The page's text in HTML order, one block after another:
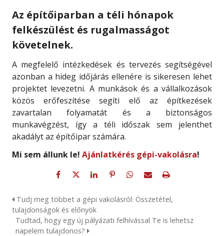
Az építőiparban a téli hónapok
felkészülést és rugalmasságot
követelnek.
A megfelelő intézkedések és tervezés segítségével
azonban a hideg időjárás ellenére is sikeresen lehet
projektet levezetni. A munkások és a vállalkozások
közös erőfeszítése segíti elő az építkezések
zavartalan folyamatát és a biztonságos
munkavégzést, így a téli időszak sem jelenthet
akadályt az építőipar számára.
Mi sem állunk le! Ajánlatkérés gépi-vakolásra!
Tudj meg többet a gépi vakolásról: Összetétel,
tulajdonságok és előnyök
Tudtad, hogy egy új pályázati felhívással Te is lehetsz
napelem tulajdonos?